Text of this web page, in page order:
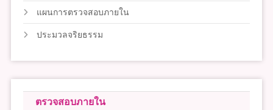
แผนการตรวจสอบภายใน
ประมวลจริยธรรม
ตรวจสอบภายใน